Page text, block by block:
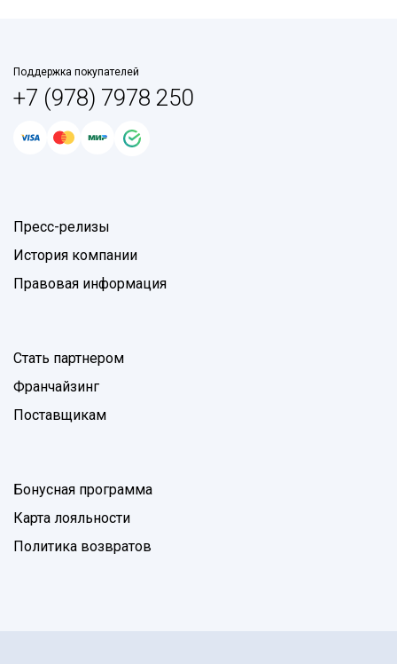
Поддержка покупателей
+7 (978) 7978 250
Пресс-релизы
История компании
Правовая информация
Стать партнером
Франчайзинг
Поставщикам
Бонусная программа
Карта лояльности
Политика возвратов